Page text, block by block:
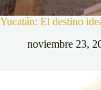
Yucatán: El destino
noviembre 23,